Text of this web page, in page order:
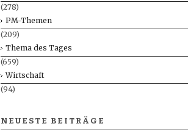
(278)
PM-Themen
(209)
Thema des Tages
(659)
Wirtschaft
(94)
NEUESTE BEITRÄGE